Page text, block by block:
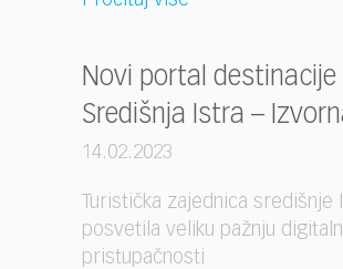
Novi portal destinacije
Središnja Istra –
14.02.2023
Turistička zajednica središnje
posvetila veliku pažnju
pristupačnosti